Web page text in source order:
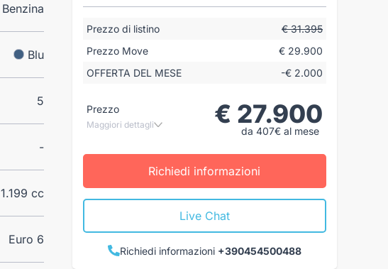
Benzina
Blu
5
-
1.199 cc
Euro 6
Prezzo di listino
€ 31.395
Prezzo Move
€ 29.900
OFFERTA DEL MESE
-€ 2.000
Prezzo
Maggiori dettagli € 27.900
da 407€ al mese
Richiedi informazioni
Live Chat
Richiedi informazioni +390454500488